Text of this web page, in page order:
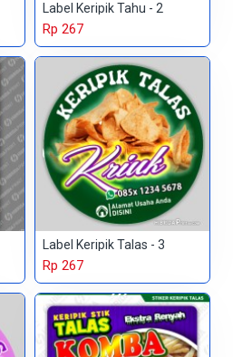
Label Keripik Tahu - 2
Rp 267
Label Keripik Talas - 3
Rp 267